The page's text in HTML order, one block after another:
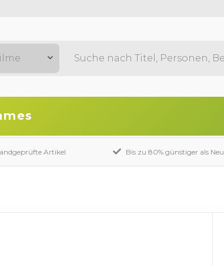
Artikel Bis zu 80% günstiger als Neu